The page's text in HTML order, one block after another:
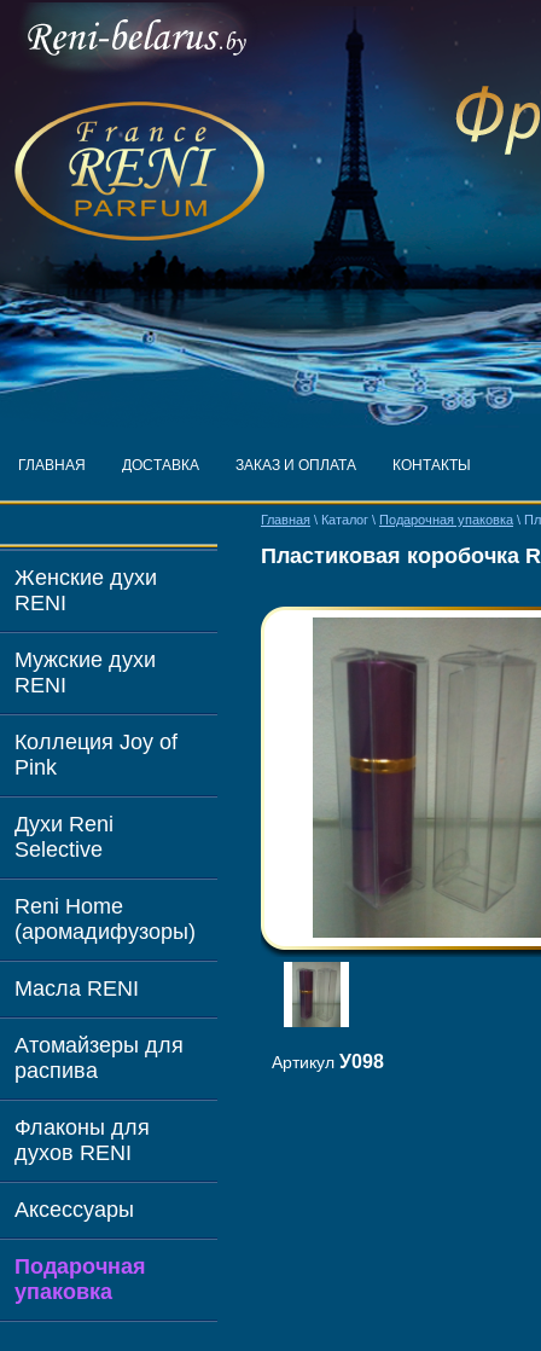
ГЛАВНАЯ ДОСТАВКА ЗАКАЗ И ОПЛАТА КОНТАКТЫ
Женские духи
RENI
Мужские духи
RENI
Коллеция Joy of
Pink
Духи Reni
Selective
Reni Home
(аромадифузоры)
Масла RENI
Атомайзеры для
распива
Флаконы для
духов RENI
Аксессуары
Подарочная
упаковка
Главная \ Каталог \ Подарочная упаковка \
Пластиковая коробочка
Артикул У098